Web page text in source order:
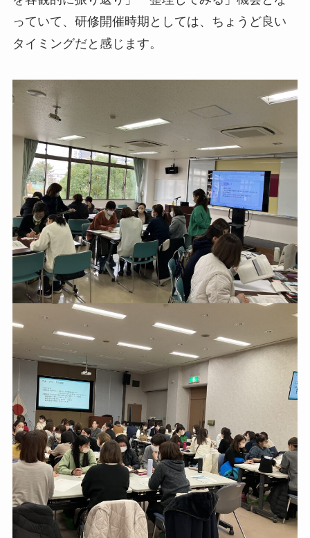
っていて、研修開催時期としては、ちょうど良い
タイミングだと感じます。